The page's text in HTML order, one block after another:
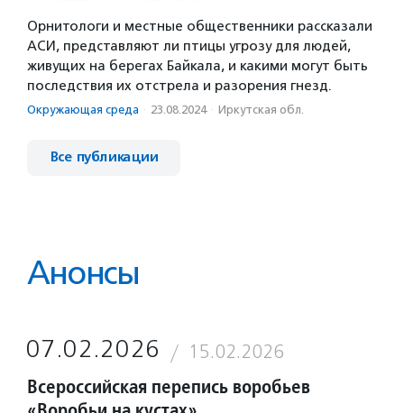
Орнитологи и местные общественники рассказали
АСИ, представляют ли птицы угрозу для людей,
живущих на берегах Байкала, и какими могут быть
последствия их отстрела и разорения гнезд.
Окружающая среда · 23.08.2024 · Иркутская обл.
Все публикации
Анонсы
07.02.2026 15.02.2026
Всероссийская перепись воробьев